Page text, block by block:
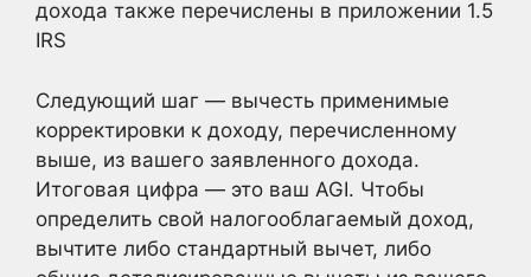
дохода также перечислены в приложении 1.5
IRS
Следующий шаг — вычесть применимые
корректировки к доходу, перечисленному
выше, из вашего заявленного дохода.
Итоговая цифра — это ваш AGI. Чтобы
определить свой налогооблагаемый доход,
вычтите либо стандартный вычет, либо